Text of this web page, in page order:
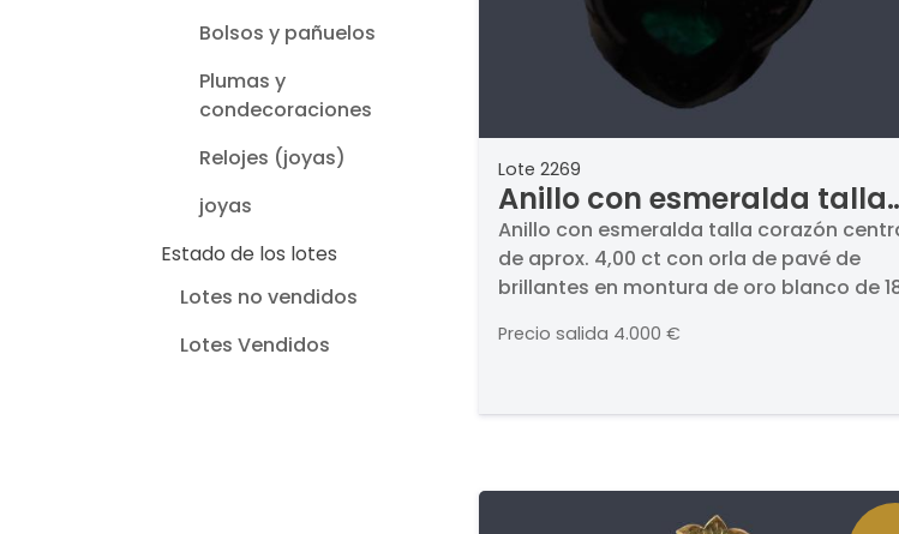
Bolsos y pañuelos
Plumas y
condecoraciones
Relojes (joyas)
joyas
Estado de los lotes
Lotes no vendidos
Lotes Vendidos
Lote 2269
Anillo con esmeralda talla
corazón central de aprox.
4,00 ct con orla de pavé de
brillantes en montura de
blanco de 18K.
Anillo con esmeralda talla corazón
de aprox. 4,00 ct con orla de pavé de
brillantes en montura de oro blanco de
Precio salida 4.000 €